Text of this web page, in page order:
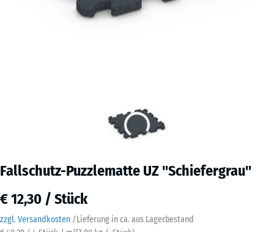
Fallschutz-Puzzlematte UZ "Schiefergrau"
€ 12,30 / Stück
zzgl. Versandkosten /Lieferung in ca. aus Lagerbestand